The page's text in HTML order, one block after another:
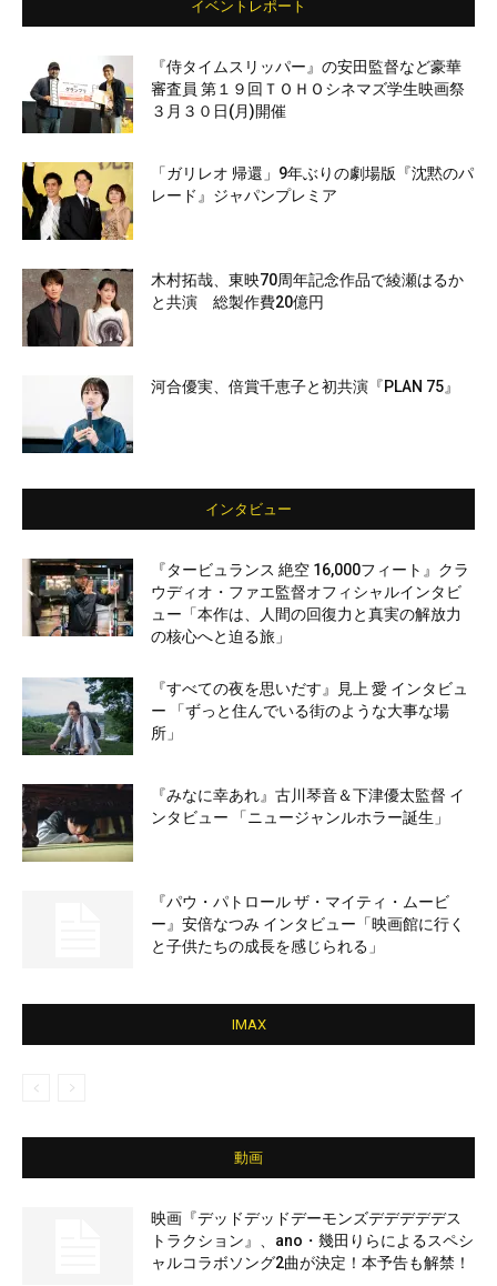
イベントレポート
『侍タイムスリッパー』の安田監督など豪華
審査員 第１９回ＴＯＨＯシネマズ学生映画祭
３月３０日(月)開催
「ガリレオ 帰還」9年ぶりの劇場版『沈黙のパ
レード』ジャパンプレミア
木村拓哉、東映70周年記念作品で綾瀬はるか
と共演 総製作費20億円
河合優実、倍賞千恵子と初共演『PLAN 75』
インタビュー
『タービュランス 絶空 16,000フィート』クラ
ウディオ・ファエ監督オフィシャルインタビ
ュー「本作は、人間の回復力と真実の解放力
の核心へと迫る旅」
『すべての夜を思いだす』見上 愛 インタビュ
ー 「ずっと住んでいる街のような大事な場
所」
『みなに幸あれ』古川琴音＆下津優太監督 イ
ンタビュー 「ニュージャンルホラー誕生」
『パウ・パトロール ザ・マイティ・ムービ
ー』安倍なつみ インタビュー「映画館に行く
と子供たちの成長を感じられる」
IMAX
動画
映画『デッドデッドデーモンズデデデデデス
トラクション』、ano・幾田りらによるスペシ
ャルコラボソング2曲が決定！本予告も解禁！